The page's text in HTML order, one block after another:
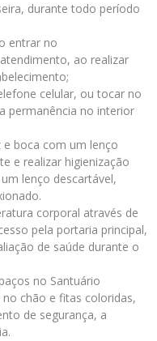
durante todo período
entrar no
ao realizar
celular, ou tocar no
permanência no interior
boca com um lenço
e realizar higienização
lenço descartável,
corporal através de
pela portaria principal,
de saúde durante o
no Santuário
chão e fitas coloridas,
de segurança, a